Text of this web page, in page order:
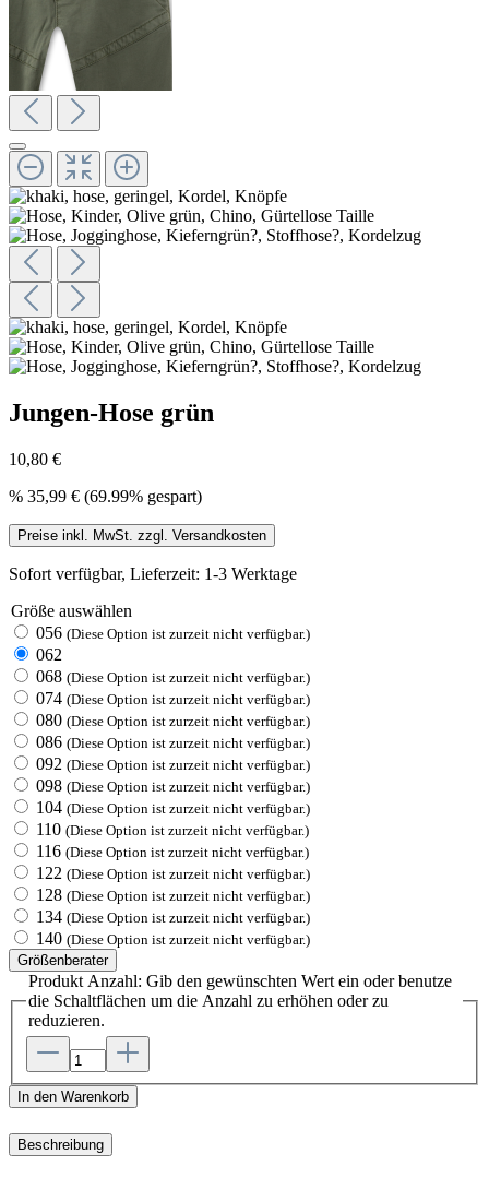
Jungen-Hose grün
10,80 €
% 35,99 € (69.99% gespart)
Preise inkl. MwSt. zzgl. Versandkosten
Sofort verfügbar, Lieferzeit: 1-3 Werktage
Größe auswählen
056 (Diese Option ist zurzeit nicht verfügbar.)
062
068 (Diese Option ist zurzeit nicht verfügbar.)
074 (Diese Option ist zurzeit nicht verfügbar.)
080 (Diese Option ist zurzeit nicht verfügbar.)
086 (Diese Option ist zurzeit nicht verfügbar.)
092 (Diese Option ist zurzeit nicht verfügbar.)
098 (Diese Option ist zurzeit nicht verfügbar.)
104 (Diese Option ist zurzeit nicht verfügbar.)
110 (Diese Option ist zurzeit nicht verfügbar.)
116 (Diese Option ist zurzeit nicht verfügbar.)
122 (Diese Option ist zurzeit nicht verfügbar.)
128 (Diese Option ist zurzeit nicht verfügbar.)
134 (Diese Option ist zurzeit nicht verfügbar.)
140 (Diese Option ist zurzeit nicht verfügbar.)
Größenberater
Produkt Anzahl: Gib den gewünschten Wert ein oder benutze
die Schaltflächen um die Anzahl zu erhöhen oder zu
reduzieren.
In den Warenkorb
Beschreibung